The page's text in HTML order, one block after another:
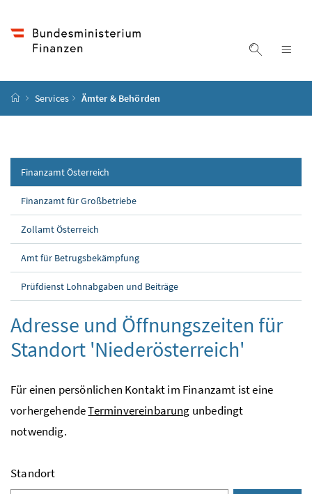
Suche
Startseite
Services Ämter & Behörden
Finanzamt Österreich
Finanzamt für Großbetriebe
Zollamt Österreich
Amt für Betrugsbekämpfung
Prüfdienst Lohnabgaben und Beiträge
Adresse und Öffnungszeiten für
Standort 'Niederösterreich'
Für einen persönlichen Kontakt im Finanzamt ist eine
vorhergehendeTerminvereinbarung unbedingt
notwendig.
Standort